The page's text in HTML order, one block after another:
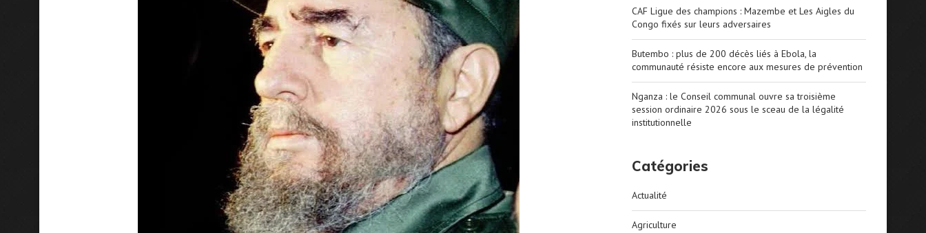
CAF Ligue des champions : Mazembe et Les Aigles du
Congo fixés sur leurs adversaires
Butembo : plus de 200 décès liés à Ebola, la
communauté résiste encore aux mesures de prévention
Nganza : le Conseil communal ouvre sa troisième
session ordinaire 2026 sous le sceau de la légalité
institutionnelle
Catégories
Actualité
Agriculture